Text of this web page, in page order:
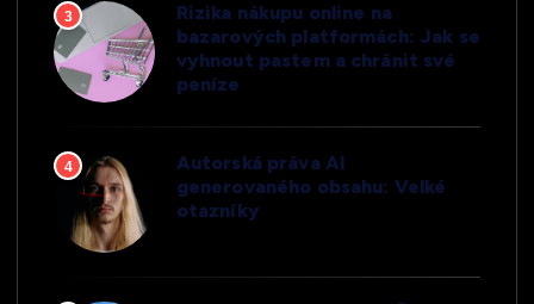
3
Rizika nákupu online na
bazarových platformách: Jak se
vyhnout pastem a chránit své
peníze
4
Autorská práva AI
generovaného obsahu: Velké
otazníky